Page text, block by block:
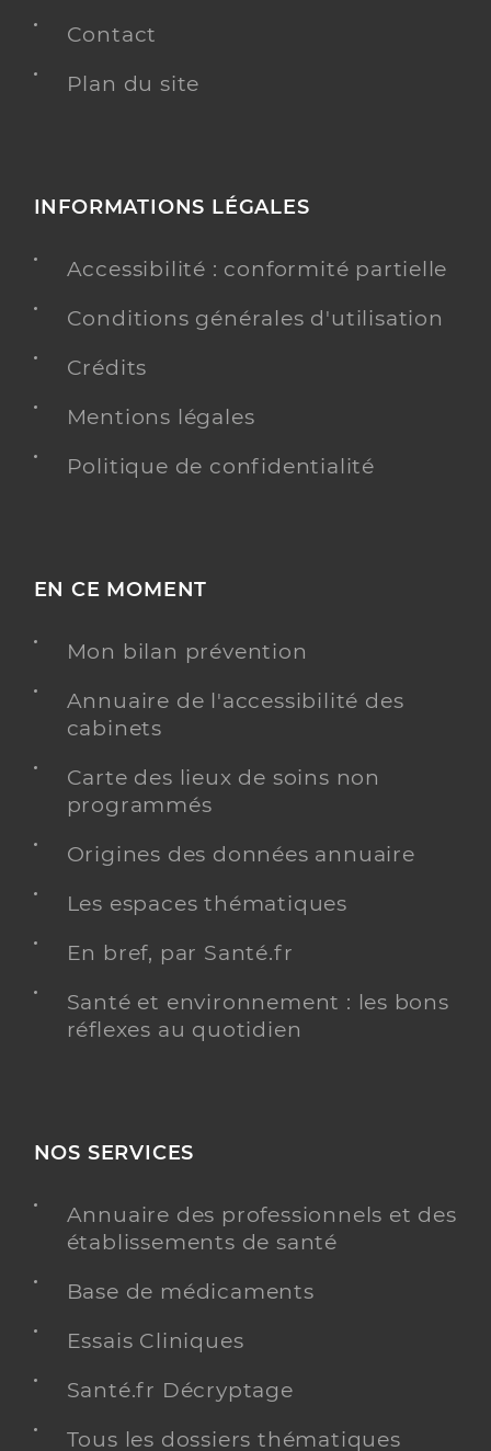
Contact
Plan du site
INFORMATIONS LÉGALES
Accessibilité : conformité partielle
Conditions générales d'utilisation
Crédits
Mentions légales
Politique de confidentialité
EN CE MOMENT
Mon bilan prévention
Annuaire de l'accessibilité des
cabinets
Carte des lieux de soins non
programmés
Origines des données annuaire
Les espaces thématiques
En bref, par Santé.fr
Santé et environnement : les bons
réflexes au quotidien
NOS SERVICES
Annuaire des professionnels et des
établissements de santé
Base de médicaments
Essais Cliniques
Santé.fr Décryptage
Tous les dossiers thématiques